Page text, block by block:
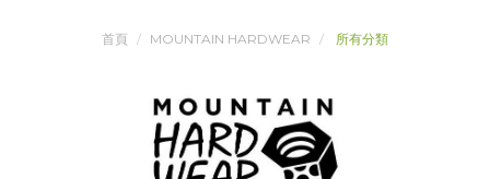
首頁 MOUNTAIN HARDWEAR 所有分類